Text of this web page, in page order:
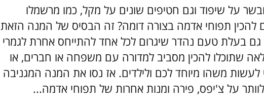
על שיפוד וגם חטיפים שונים על מקל, כמו מרשמלו
להכין תפוחי אדמה בצורה דומה? זה הבסיס של המנה הזאת
בעלת טעם נהדר שיגרום לכל אחד להתייחס אחרת לגמרי
שתוכלו להכין מסביב למדורה עם משפחה או חברים, או
משהו מיוחד לכם ולילדים. אז נסו את המנה המגניבה
על צ'יפס, פירה ומנות אחרות של תפוחי אדמה...